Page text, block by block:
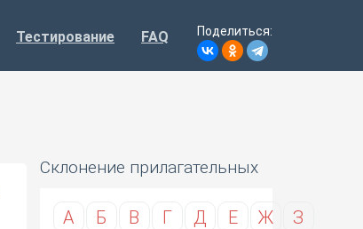
Тестирование FAQ Поделиться:
Склонение прилагательных
А Б В Г Д Е Ж
З